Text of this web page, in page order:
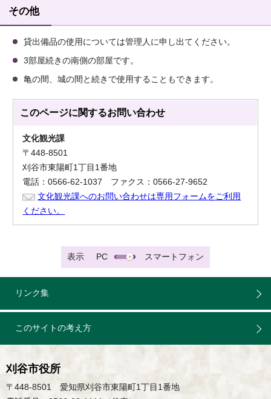
その他
貸出備品の使用については管理人に申し出てください。
3部屋続きの南側の部屋です。
亀の間、城の間と続きで使用することもできます。
このページに関するお問い合わせ
文化観光課
〒448-8501
刈谷市東陽町1丁目1番地
電話：0566-62-1037 ファクス：0566-27-9652
文化観光課へのお問い合わせは専用フォームをご利用
ください。
表示 PC スマートフォン
リンク集
このサイトの考え方
刈谷市役所
〒448-8501 愛知県刈谷市東陽町1丁目1番地